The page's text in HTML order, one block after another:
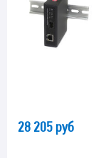
28 205 руб